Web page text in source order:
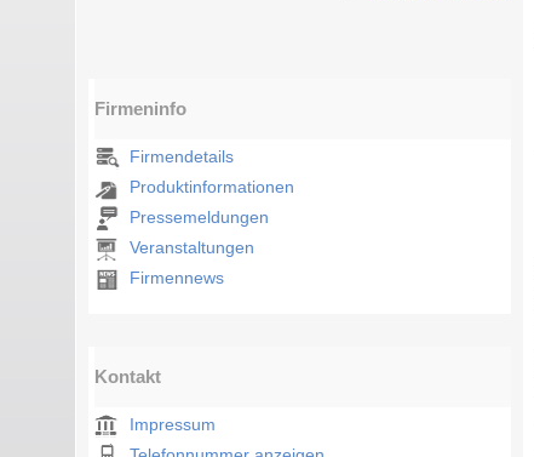
Firmeninfo
Firmendetails
Produktinformationen
Pressemeldungen
Veranstaltungen
Firmennews
Kontakt
Impressum